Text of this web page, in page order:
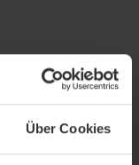
Über Cookies